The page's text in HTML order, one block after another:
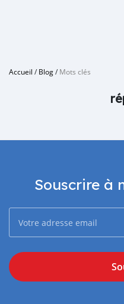
Accueil /Blog/Mots clés
Souscrire à